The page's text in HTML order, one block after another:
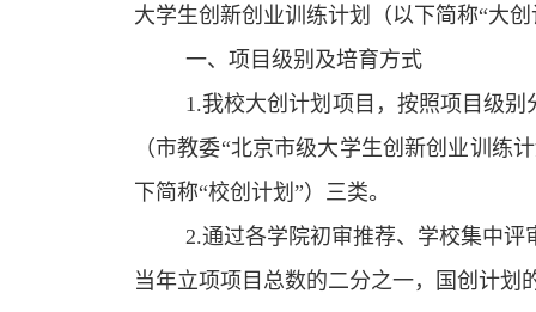
大学生创新创业训练计划（以下简称“大
一、项目级别及培育方式
1.我校大创计划项目，按照项目级
（市教委“北京市级大学生创新创业训练
下简称“校创计划”）三类。
2.通过各学院初审推荐、学校集中
当年立项项目总数的二分之一，国创计划